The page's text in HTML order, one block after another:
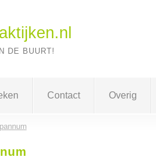
DE BUURT!
Contact Overig